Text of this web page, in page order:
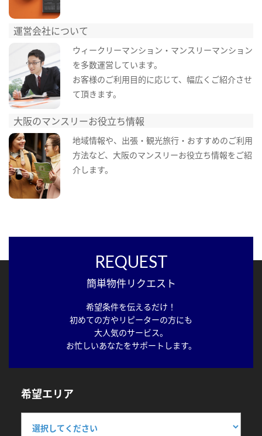
運営会社について
ウィークリーマンション・マンスリーマンション
を多数運営しています。
お客様のご利用目的に応じて、幅広くご紹介させ
て頂きます。
大阪のマンスリーお役立ち情報
地域情報や、出張・観光旅行・おすすめのご利用
方法など、大阪のマンスリーお役立ち情報をご紹
介します。
REQUEST
簡単物件リクエスト
希望条件を伝えるだけ！
初めての方やリピーターの方にも
大人気のサービス。
お忙しいあなたをサポートします。
希望エリア